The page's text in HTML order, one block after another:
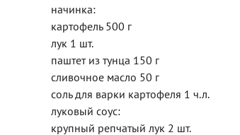
начинка:
картофель 500 г
лук 1 шт.
паштет из тунца 150 г
сливочное масло 50 г
соль для варки картофеля 1 ч.л.
луковый соус:
крупный репчатый лук 2 шт.